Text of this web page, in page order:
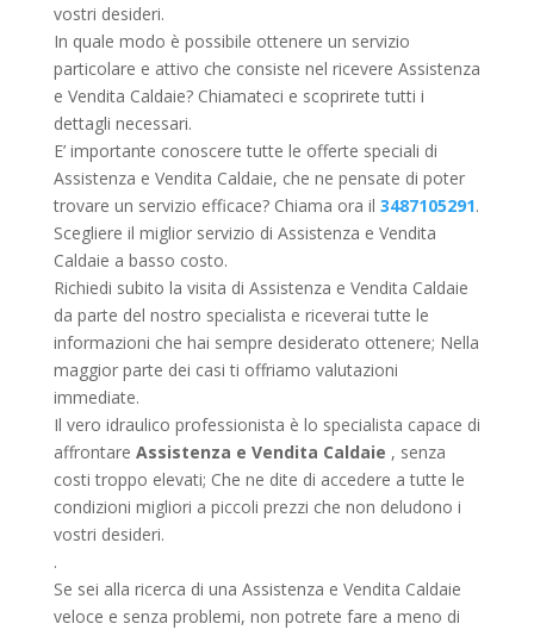
vostri desideri.
In quale modo è possibile ottenere un servizio
particolare e attivo che consiste nel ricevere Assistenza
e Vendita Caldaie? Chiamateci e scoprirete tutti i
dettagli necessari.
E’ importante conoscere tutte le offerte speciali di
Assistenza e Vendita Caldaie, che ne pensate di poter
trovare un servizio efficace? Chiama ora il 3487105291.
Scegliere il miglior servizio di Assistenza e Vendita
Caldaie a basso costo.
Richiedi subito la visita di Assistenza e Vendita Caldaie
da parte del nostro specialista e riceverai tutte le
informazioni che hai sempre desiderato ottenere; Nella
maggior parte dei casi ti offriamo valutazioni
immediate.
Il vero idraulico professionista è lo specialista capace di
affrontare Assistenza e Vendita Caldaie , senza
costi troppo elevati; Che ne dite di accedere a tutte le
condizioni migliori a piccoli prezzi che non deludono i
vostri desideri.
.
Se sei alla ricerca di una Assistenza e Vendita Caldaie
veloce e senza problemi, non potrete fare a meno di